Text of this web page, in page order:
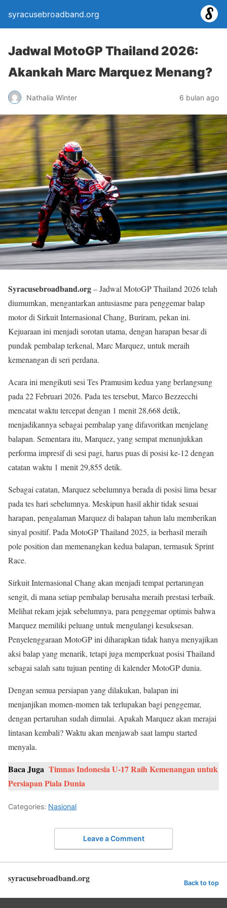
syracusebroadband.org
Jadwal MotoGP Thailand 2026:
Akankah Marc Marquez Menang?
Nathalia Winter 6 bulan ago
Syracusebroadband.org– Jadwal MotoGP Thailand 2026 telah
diumumkan, mengantarkan antusiasme para penggemar balap
motor di Sirkuit Internasional Chang, Buriram, pekan ini.
Kejuaraan ini menjadi sorotan utama, dengan harapan besar di
pundak pembalap terkenal, Marc Marquez, untuk meraih
kemenangan di seri perdana.
Acara ini mengikuti sesi Tes Pramusim kedua yang berlangsung
pada 22 Februari 2026. Pada tes tersebut, Marco Bezzecchi
mencatat waktu tercepat dengan 1 menit 28,668 detik,
menjadikannya sebagai pembalap yang difavoritkan menjelang
balapan. Sementara itu, Marquez, yang sempat menunjukkan
performa impresif di sesi pagi, harus puas di posisi ke-12 dengan
catatan waktu 1 menit 29,855 detik.
Sebagai catatan, Marquez sebelumnya berada di posisi lima besar
pada tes hari sebelumnya. Meskipun hasil akhir tidak sesuai
harapan, pengalaman Marquez di balapan tahun lalu memberikan
sinyal positif. Pada MotoGP Thailand 2025, ia berhasil meraih
pole position dan memenangkan kedua balapan, termasuk Sprint
Race.
Sirkuit Internasional Chang akan menjadi tempat pertarungan
sengit, di mana setiap pembalap berusaha meraih prestasi terbaik.
Melihat rekam jejak sebelumnya, para penggemar optimis bahwa
Marquez memiliki peluang untuk mengulangi kesuksesan.
Penyelenggaraan MotoGP ini diharapkan tidak hanya menyajikan
aksi balap yang menarik, tetapi juga memperkuat posisi Thailand
sebagai salah satu tujuan penting di kalender MotoGP dunia.
Dengan semua persiapan yang dilakukan, balapan ini
menjanjikan momen-momen tak terlupakan bagi penggemar,
dengan pertaruhan sudah dimulai. Apakah Marquez akan merajai
lintasan kembali? Waktu akan menjawab saat lampu started
menyala.
Baca Juga Timnas Indonesia U-17 Raih Kemenangan untuk
Persiapan Piala Dunia
Categories: Nasional
Leave a Comment
syracusebroadband.org Back to top